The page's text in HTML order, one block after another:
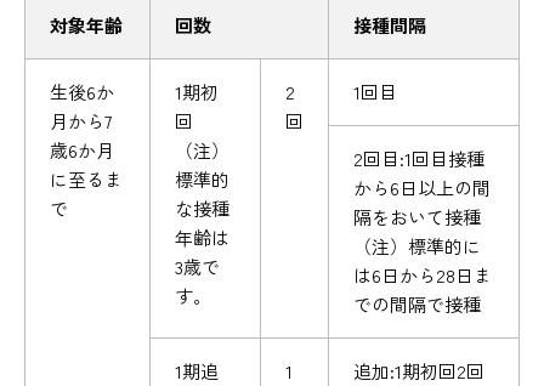
対象年齢 回数 接種間隔
生後6か
月から7
歳6か月
に至るま
で
1期初
回
（注）
標準的
な接種
年齢は
3歳で
す。
2
回
1回目
2回目:1回目接種
から6日以上の間
隔をおいて接種
（注）標準的に
は6日から28日ま
での間隔で接種
1期追
1
追加:1期初回2回